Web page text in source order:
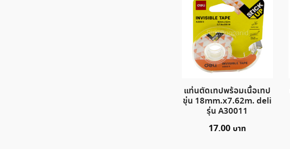
แท่นตัดเทปพร้อมเนื้อเทป
ขุ่น 18mm.x7.62m. deli
รุ่น A30011
17.00